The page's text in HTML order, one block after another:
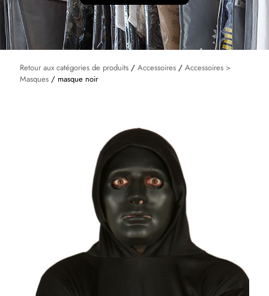
Retour aux catégories de produits / Accessoires / Accessoires >
Masques / masque noir